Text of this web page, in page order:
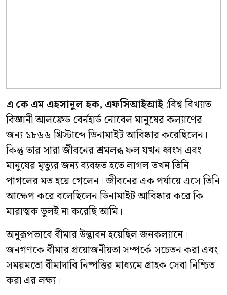
এ কে এম এহসানুল হক, এফসিআইআই:বিশ্ব বিখ্যাত
বিজ্ঞানী আলফ্রেড বের্নহার্ড নোবেল মানুষের কল্যাণের
জন্য ১৮৬৬ খ্রিস্টাব্দে ডিনামাইট আবিষ্কার করেছিলেন।
কিন্তু তার সারা জীবনের শ্রমলব্ধ ফল যখন ধ্বংস এবং
মানুষের মৃত্যুর জন্য ব্যবহৃত হতে লাগল তখন তিনি
পাগলের মত হয়ে গেলেন। জীবনের এক পর্যায়ে এসে তিনি
আক্ষেপ করে বলেছিলেন ডিনামাইট আবিষ্কার করে কি
মারাত্মক ভুলই না করেছি আমি।
অনুরূপভাবে বীমার উদ্ভাবন হয়েছিল জনকল্যানে।
জনগণকে বীমার প্রয়োজনীয়তা সম্পর্কে সচেতন করা এবং
সময়মতো বীমাদাবি নিষ্পত্তির মাধ্যমে গ্রাহক সেবা নিশ্চিত
করা এর লক্ষ্য।